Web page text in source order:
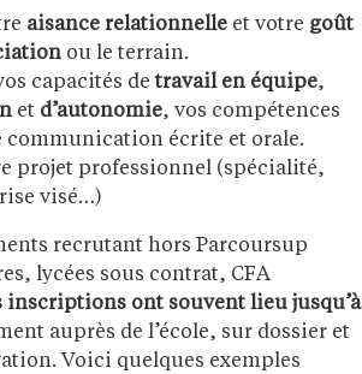
aisance relationnelle et votre goût
ou le terrain.
capacités detravail en équipe,
et d’autonomie, vos compétences
communication écrite et orale.
projet professionnel (spécialité,
visé…)
recrutant hors Parcoursup
lycées sous contrat, CFA
inscriptions ont souvent lieu jusqu’à
auprès de l’école, sur dossier et
Voici quelques exemples